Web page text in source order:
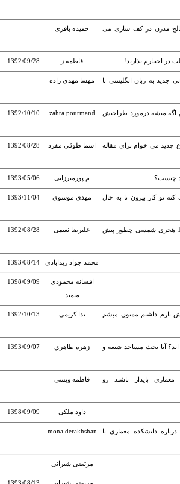
مدرن در کف سازی می حمیده باقری
اختیارم بذارید! فاطمه ز 1392/09/28
جدید به زبان انگلیسی با مهسا مهدی زاده
اگه میشه درمورد طراحیش zahra pourmand
1392/10/10
می خوام برای مقاله اسما طوقی مفرد 1392/08/28
چیست؟ م پورمیرزایی 1393/05/06
تو کار بیرون تا به حال مهدی موسوی 1393/11/04
آینده معماری و شهرسازی ایران را در سال 1500 هجری شمسی چطور پیش علیرضا نعیمی 1392/08/28
محمد جواد زیدابادی 1393/08/14
افسانه محمودی
میمند
1398/09/09
تارم داشتم ممنون میشم ندا کریمی 1392/10/13
آيا بحث مساجد شيعه و زهره طاهري 1393/09/07
پایدار باشند رو فاطمه ویسی
داود ملکی 1398/09/09
دانشکده معماری با mona derakhshan
مرتضی شیرانی